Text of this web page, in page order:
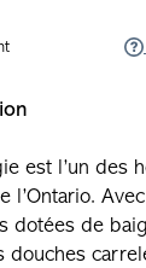
est l’un des
l’Ontario.
dotées de
douches